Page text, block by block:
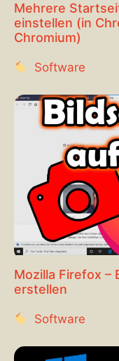
Mehrere
einstellen (in
Chromium)
Software
Mozilla Firefox –
erstellen
Software